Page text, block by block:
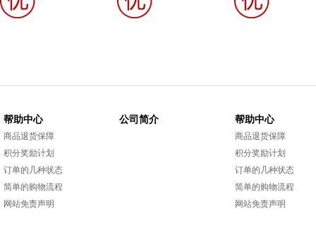
帮助中心
商品退货保障
积分奖励计划
订单的几种状态
简单的购物流程
网站免责声明
公司简介 帮助中心
商品退货保障
积分奖励计划
订单的几种状态
简单的购物流程
网站免责声明